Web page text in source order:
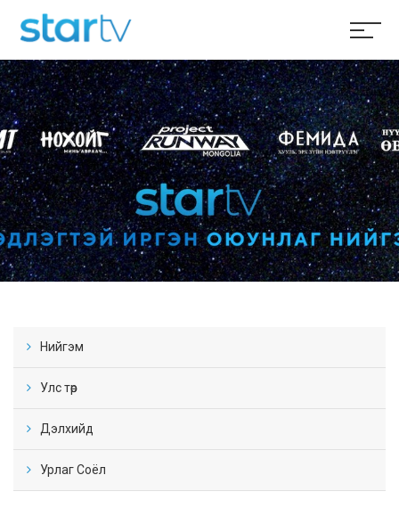
Нийгэм
Улс төр
Дэлхийд
Урлаг Соёл